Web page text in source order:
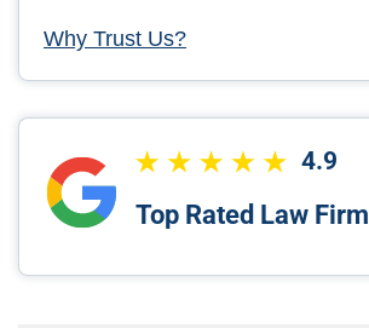
Why Trust Us?
4.9
Top Rated Law Firm